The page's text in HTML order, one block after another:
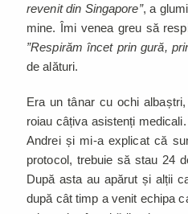
revenit din Singapore”, a
mine. Îmi venea greu să
”Respirăm încet prin gură,
de alături.
Era un tânar cu ochi
roiau câțiva asistenți
Andrei și mi-a explicat că
protocol, trebuie să stau 24
După asta au apărut și alții
după cât timp a venit echipa